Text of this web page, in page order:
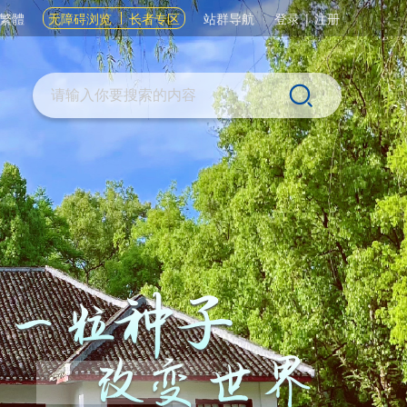
繁體 无障碍浏览 长者专区 站群导航 登录|注册